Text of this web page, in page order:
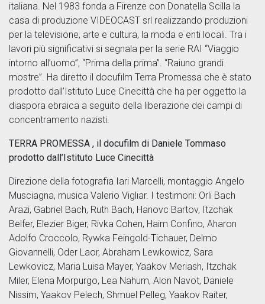
italiana. Nel 1983 fonda a Firenze con Donatella Scilla la
casa di produzione VIDEOCAST srl realizzando produzioni
per la televisione, arte e cultura, la moda e enti locali. Tra i
lavori più significativi si segnala per la serie RAI “Viaggio
intorno all’uomo”, “Prima della prima”. “Raiuno grandi
mostre”. Ha diretto il docufilm Terra Promessa che è stato
prodotto dall’Istituto Luce Cinecittà che ha per oggetto la
diaspora ebraica a seguito della liberazione dei campi di
concentramento nazisti.
TERRA PROMESSA , il docufilm di Daniele Tommaso
prodotto dall’Istituto Luce Cinecittà
Direzione della fotografia Iari Marcelli, montaggio Angelo
Musciagna, musica Valerio Vigliar. I testimoni: Orli Bach
Arazi, Gabriel Bach, Ruth Bach, Hanovc Bartov, Itzchak
Belfer, Elezier Biger, Rivka Cohen, Haim Confino, Aharon
Adolfo Croccolo, Rywka Feingold-Tichauer, Delmo
Giovannelli, Oder Laor, Abraham Lewkowicz, Sara
Lewkovicz, Maria Luisa Mayer, Yaakov Meriash, Itzchak
Miler, Elena Morpurgo, Lea Nahum, Alon Navot, Daniele
Nissim, Yaakov Pelech, Shmuel Pelleg, Yaakov Raiter,